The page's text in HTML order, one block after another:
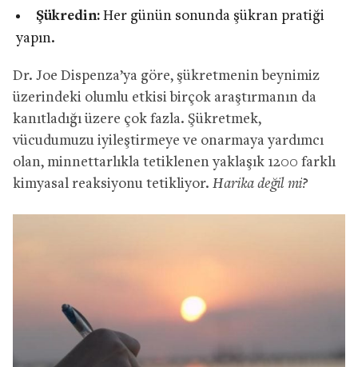
Şükredin:Her günün sonunda şükran pratiği
yapın.
Dr. Joe Dispenza’ya göre, şükretmenin beynimiz
üzerindeki olumlu etkisi birçok araştırmanın da
kanıtladığı üzere çok fazla. Şükretmek,
vücudumuzu iyileştirmeye ve onarmaya yardımcı
olan, minnettarlıkla tetiklenen yaklaşık 1200 farklı
kimyasal reaksiyonu tetikliyor. Harika değil mi?